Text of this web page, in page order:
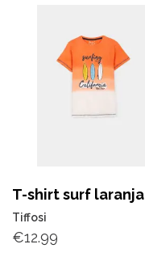
T-shirt surf laranja
Tiffosi
€12.99